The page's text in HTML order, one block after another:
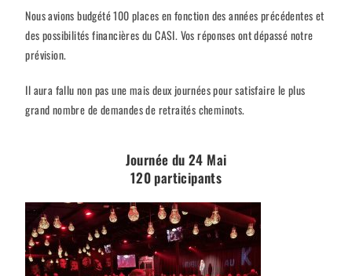
Nous avions budgété 100 places en fonction des années précédentes et
des possibilités financières du CASI. Vos réponses ont dépassé notre
prévision.
Il aura fallu non pas une mais deux journées pour satisfaire le plus
grand nombre de demandes de retraités cheminots.
Journée du 24 Mai
120 participants